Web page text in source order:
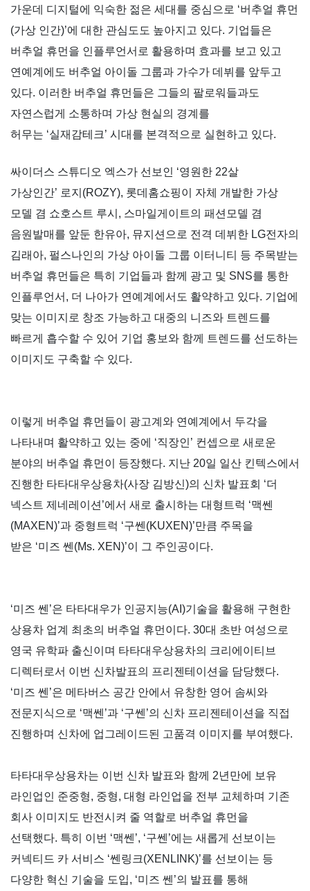
가운데 디지털에 익숙한 젊은 세대를 중심으로 ‘버추얼 휴먼
(가상 인간)’에 대한 관심도도 높아지고 있다. 기업들은
버추얼 휴먼을 인플루언서로 활용하며 효과를 보고 있고
연예계에도 버추얼 아이돌 그룹과 가수가 데뷔를 앞두고
있다. 이러한 버추얼 휴먼들은 그들의 팔로워들과도
자연스럽게 소통하며 가상 현실의 경계를
허무는 ‘실재감테크’ 시대를 본격적으로 실현하고 있다.
싸이더스 스튜디오 엑스가 선보인 ‘영원한 22살
가상인간’ 로지 (ROZY), 롯데홈쇼핑이 자체 개발한 가상
모델 겸 쇼호스트 루시 , 스마일게이트의 패션모델 겸
음원발매를 앞둔 한유아, 뮤지션으로 전격 데뷔한 LG전자의
김래아, 펄스나인의 가상 아이돌 그룹 이터니티 등 주목받는
버추얼 휴먼들은 특히 기업들과 함께 광고 및 SNS를 통한
인플루언서 , 더 나아가 연예계에서도 활약하고 있다. 기업에
맞는 이미지로 창조 가능하고 대중의 니즈와 트렌드를
빠르게 흡수할 수 있어 기업 홍보와 함께 트렌드를 선도하는
이미지도 구축할 수 있다.
이렇게 버추얼 휴먼들이 광고계와 연예계에서 두각을
나타내며 활약하고 있는 중에 ‘직장인’ 컨셉으로 새로운
분야의 버추얼 휴먼이 등장했다. 지난 20일 일산 킨텍스에서
진행한 타타대우상용차(사장 김방신)의 신차 발표회 ‘더
넥스트 제네레이션 ’에서 새로 출시하는 대형트럭 ‘맥쎈
(MAXEN)’과 중형트럭 ‘구쎈 (KUXEN)’만큼 주목을
받은 ‘미즈 쎈 (Ms. XEN)’이 그 주인공이다.
‘미즈 쎈 ’은 타타대우가 인공지능(AI)기술을 활용해 구현한
상용차 업계 최초의 버추얼 휴먼이다. 30대 초반 여성으로
영국 유학파 출신이며 타타대우상용차의 크리에이티브
디렉터로서 이번 신차발표의 프리젠테이션을 담당했다.
‘미즈 쎈 ’은 메타버스 공간 안에서 유창한 영어 솜씨와
전문지식으로 ‘맥쎈 ’과 ‘구쎈 ’의 신차 프리젠테이션을 직접
진행하며 신차에 업그레이드된 고품격 이미지를 부여했다.
타타대우상용차는 이번 신차 발표와 함께 2년만에 보유
라인업인 준중형, 중형, 대형 라인업을 전부 교체하며 기존
회사 이미지도 반전시켜 줄 역할로 버추얼 휴먼을
선택했다. 특히 이번 ‘맥쎈 ’, ‘구쎈 ’에는 새롭게 선보이는
커넥티드 카 서비스 ‘쎈링크(XENLINK)’를 선보이는 등
다양한 혁신 기술을 도입, ‘미즈 쎈 ’의 발표를 통해